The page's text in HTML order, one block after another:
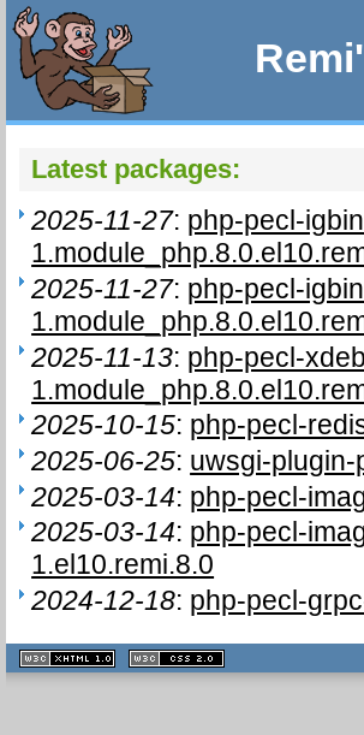
Latest packages:
2025-11-27: php-pecl-
2025-11-27: php-pecl-
2025-11-13: php-pecl-
2025-10-15: php-pecl-
2025-06-25: uwsgi-
2025-03-14: php-pecl-
2025-03-14: php-pecl-
1.el10.remi.8.0
2024-12-18: php-pecl-
XHTML
1.1 valide
2.0 valide